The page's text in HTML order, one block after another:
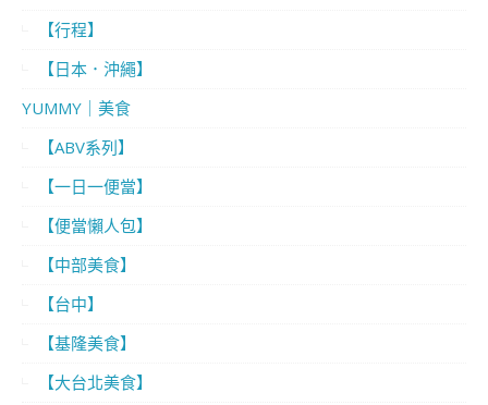
【行程】
【日本．沖繩】
YUMMY｜美食
【ABV系列】
【一日一便當】
【便當懶人包】
【中部美食】
【台中】
【基隆美食】
【大台北美食】